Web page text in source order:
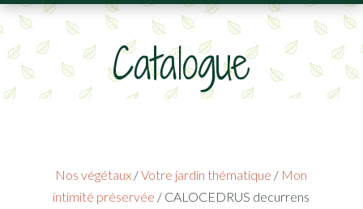
Catalogue
Nos végétaux /Votre jardin thématique / Mon
intimité préservée / CALOCEDRUS decurrens